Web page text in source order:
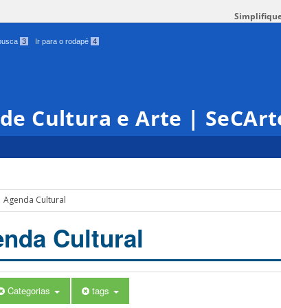
3 Ir para o rodapé 4
Cultura e Arte |
Agenda Cultural
Cultural
Categorias tags